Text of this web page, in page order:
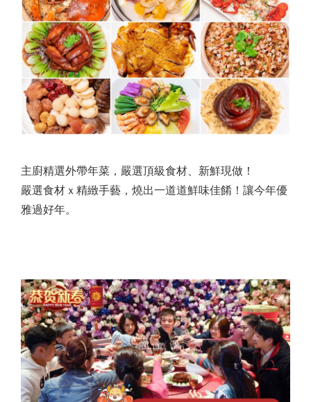
主廚精選外帶年菜，嚴選頂級食材、新鮮現做！
嚴選食材ｘ精緻手藝，燒出一道道鮮味佳餚！讓今年優
雅過好年。